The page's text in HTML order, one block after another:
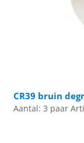
CR39 bruin
Aantal: 3 paar